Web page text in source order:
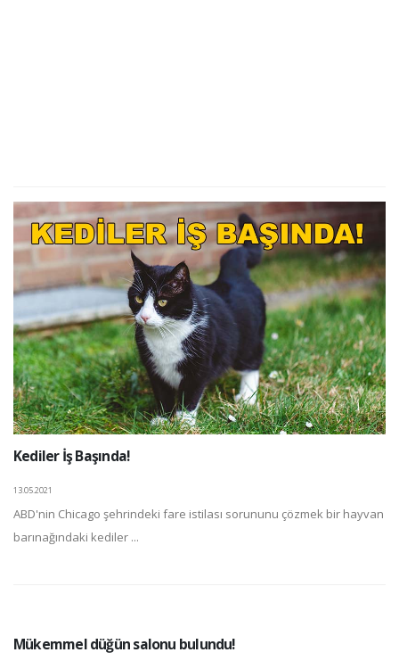
Kediler İş Başında!
13.05.2021
ABD'nin Chicago şehrindeki fare istilası sorununu çözmek bir hayvan
barınağındaki kediler ...
Mükemmel düğün salonu bulundu!